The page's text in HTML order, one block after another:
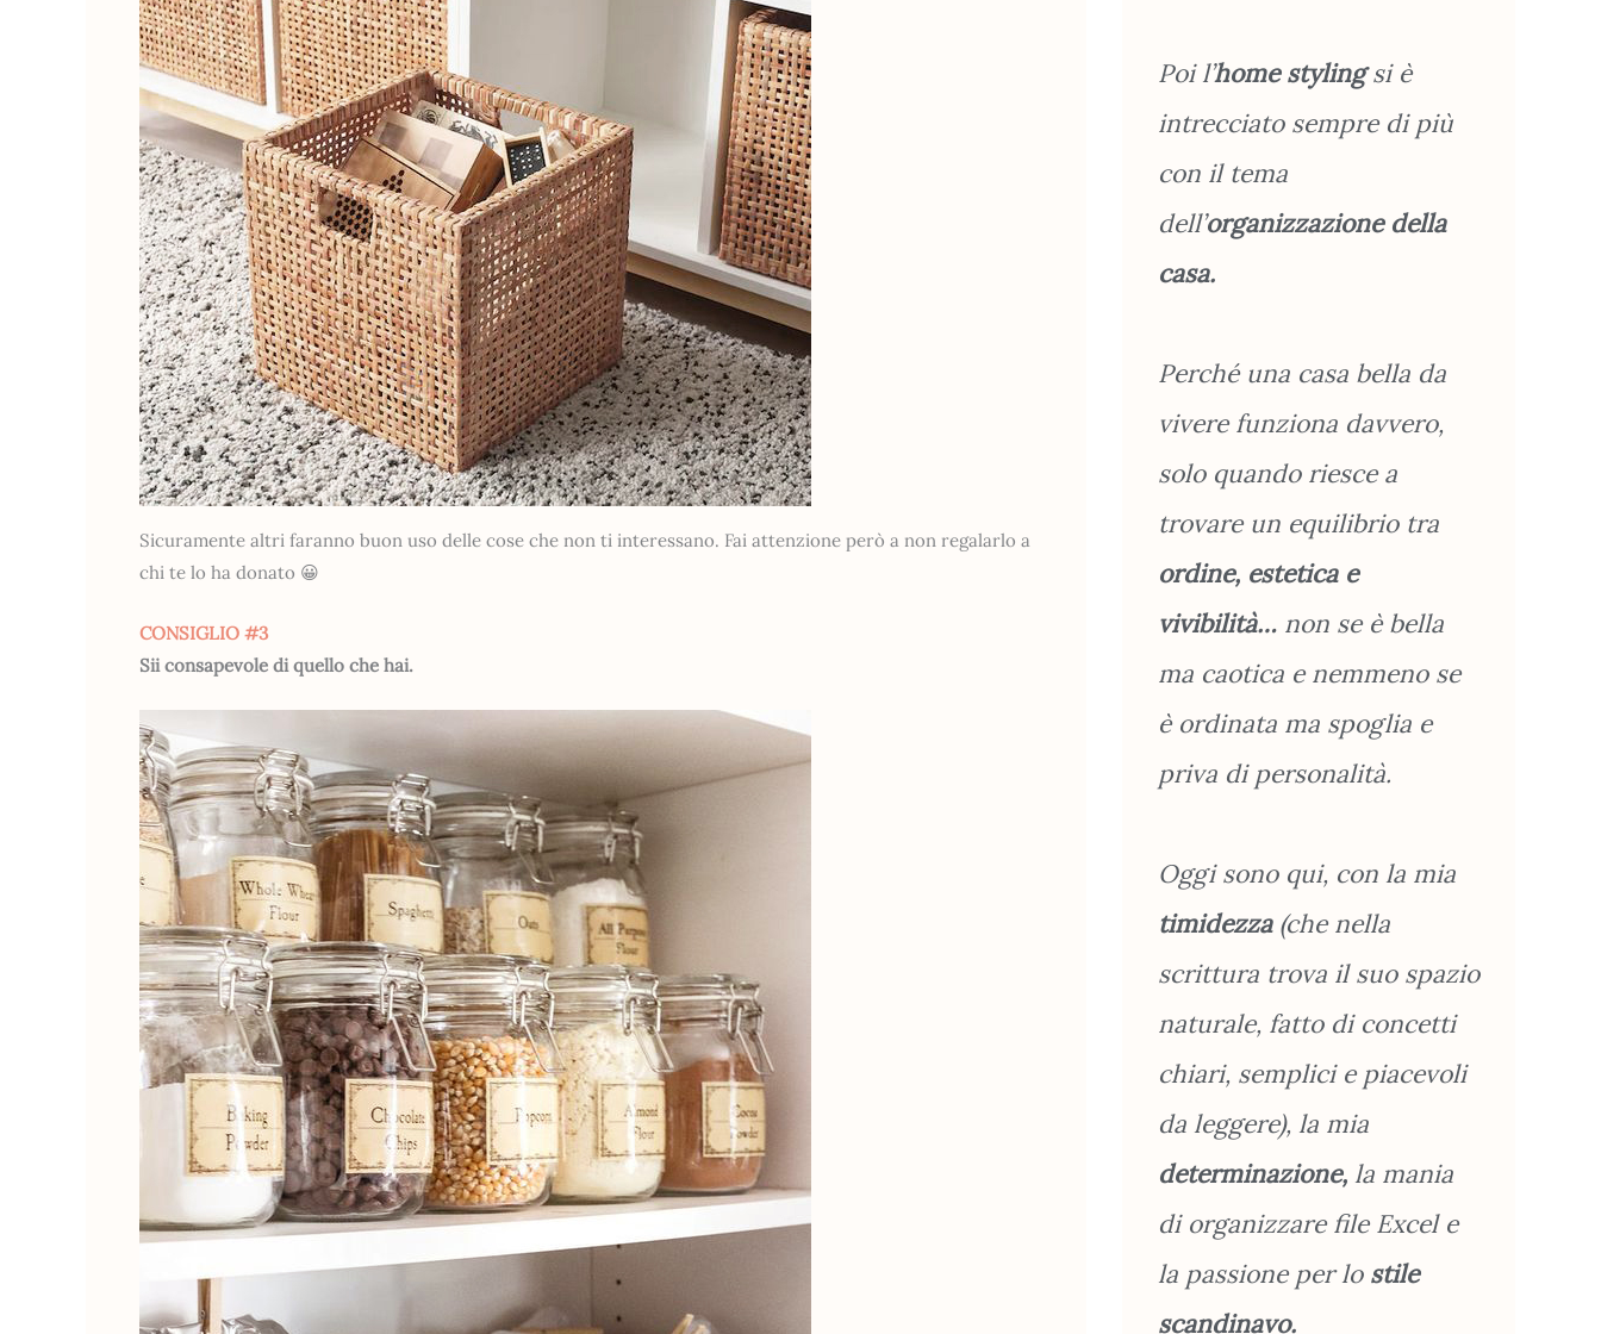
Sicuramente altri faranno buon uso delle cose che non ti interessano. Fai attenzione però a non regalarlo a
chi te lo ha donato 😀
CONSIGLIO #3
Sii consapevole di quello che hai.
Poi l’home stylingsi è
intrecciato sempre di più
con il tema
dell’organizzazione della
casa.
Perché una casa bella da
vivere funziona davvero,
solo quando riesce a
trovare un equilibrio tra
ordine, estetica e
vivibilità… non se è bella
ma caotica e nemmeno se
è ordinata ma spoglia e
priva di personalità.
Oggi sono qui, con la mia
timidezza (che nella
scrittura trova il suo spazio
naturale, fatto di concetti
chiari, semplici e piacevoli
da leggere), la mia
determinazione, la mania
di organizzare file Excel e
la passione per lo stile
scandinavo.